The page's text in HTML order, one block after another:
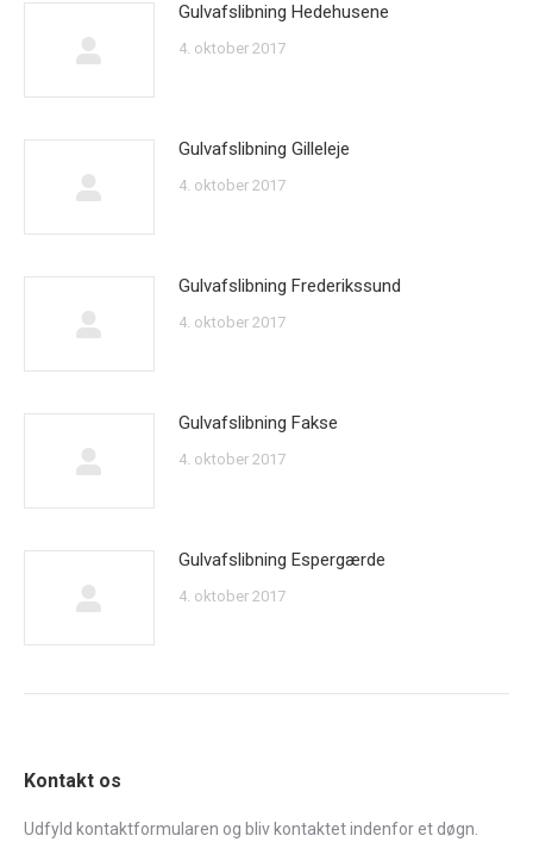
Gulvafslibning Hedehusene
4. oktober 2017
Gulvafslibning Gilleleje
4. oktober 2017
Gulvafslibning Frederikssund
4. oktober 2017
Gulvafslibning Fakse
4. oktober 2017
Gulvafslibning Espergærde
4. oktober 2017
Kontakt os
Udfyld kontaktformularen og bliv kontaktet indenfor et døgn.